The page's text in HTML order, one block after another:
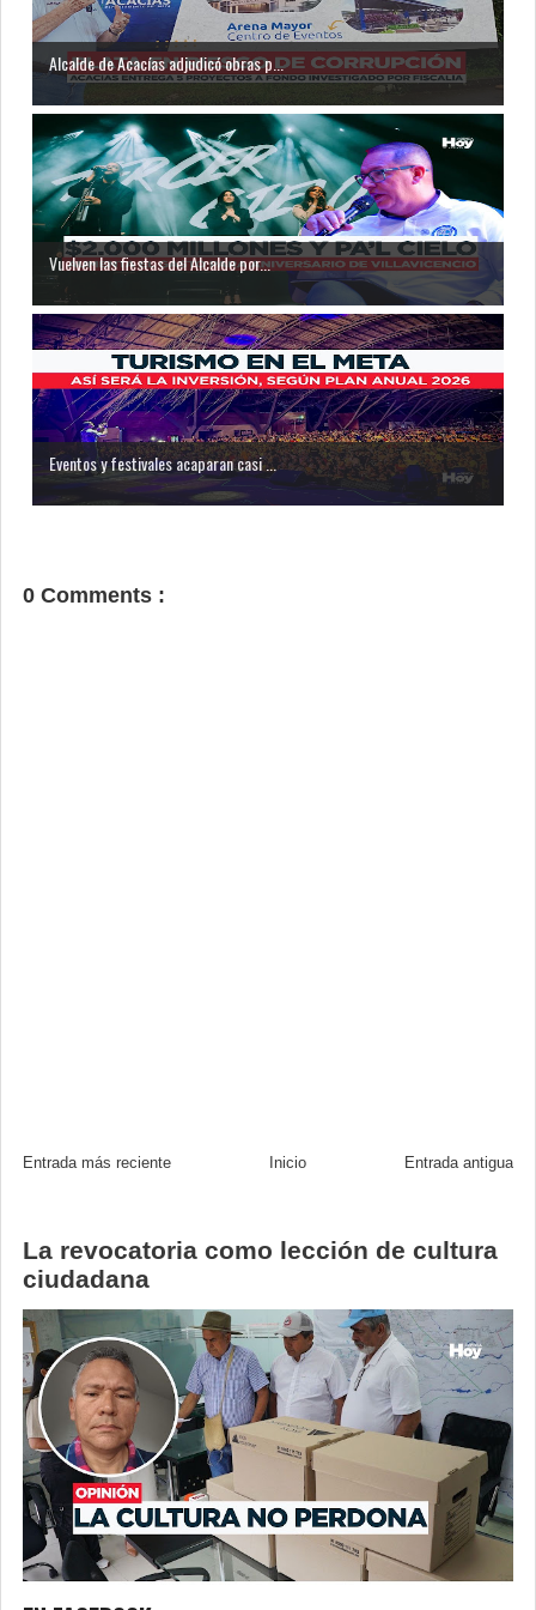
Alcalde de Acacías adjudicó obras p...
Vuelven las fiestas del Alcalde por...
Eventos y festivales acaparan casi ...
0 Comments :
Entrada más reciente Entrada antigua
Inicio
La revocatoria como lección de cultura
ciudadana